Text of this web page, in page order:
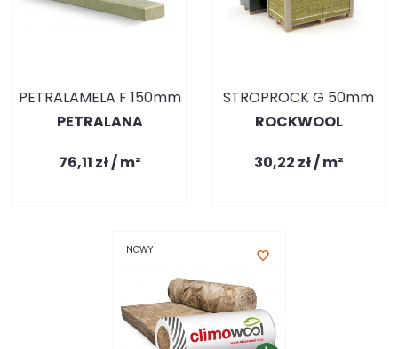
PETRALAMELA F 150mm
PETRALANA
76,11 zł / m²
STROPROCK G 50mm
ROCKWOOL
30,22 zł / m²
NOWY favorite_border